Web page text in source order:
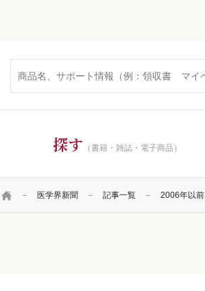
探す （書籍・雑誌・電子商品）
HOME 医学界新聞 記事一覧 2006年以前